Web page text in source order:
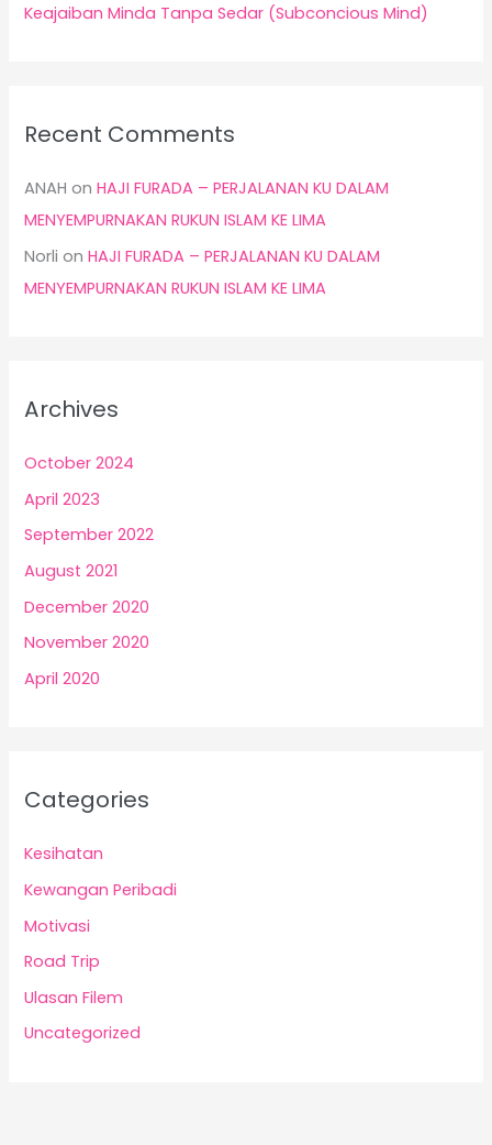
Keajaiban Minda Tanpa Sedar (Subconcious Mind)
Recent Comments
ANAH onHAJI FURADA – PERJALANAN KU DALAM
MENYEMPURNAKAN RUKUN ISLAM KE LIMA
Norli onHAJI FURADA – PERJALANAN KU DALAM
MENYEMPURNAKAN RUKUN ISLAM KE LIMA
Archives
October 2024
April 2023
September 2022
August 2021
December 2020
November 2020
April 2020
Categories
Kesihatan
Kewangan Peribadi
Motivasi
Road Trip
Ulasan Filem
Uncategorized